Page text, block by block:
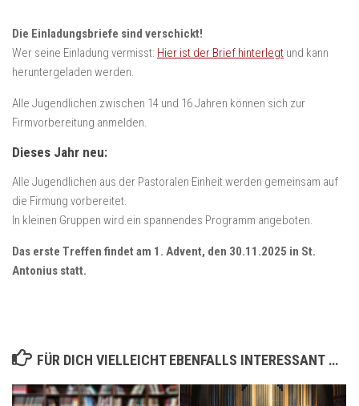
Die Einladungsbriefe sind verschickt!
Wer seine Einladung vermisst: Hier ist der Brief hinterlegt und kann
heruntergeladen werden.
Alle Jugendlichen zwischen 14 und 16 Jahren können sich zur
Firmvorbereitung anmelden.
Dieses Jahr neu:
Alle Jugendlichen aus der Pastoralen Einheit werden gemeinsam auf
die Firmung vorbereitet.
In kleinen Gruppen wird ein spannendes Programm angeboten.
Das erste Treffen findet am 1. Advent, den 30.11.2025 in St.
Antonius statt.
FÜR DICH VIELLEICHT EBENFALLS INTERESSANT …